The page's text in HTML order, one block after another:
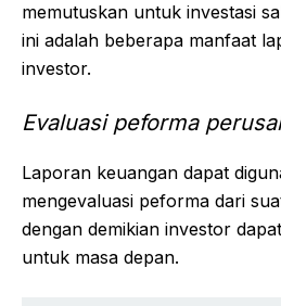
memutuskan untuk investasi
ini adalah beberapa manfaat
investor.
Evaluasi peforma
Laporan keuangan dapat
mengevaluasi peforma dari
dengan demikian investor
untuk masa depan.